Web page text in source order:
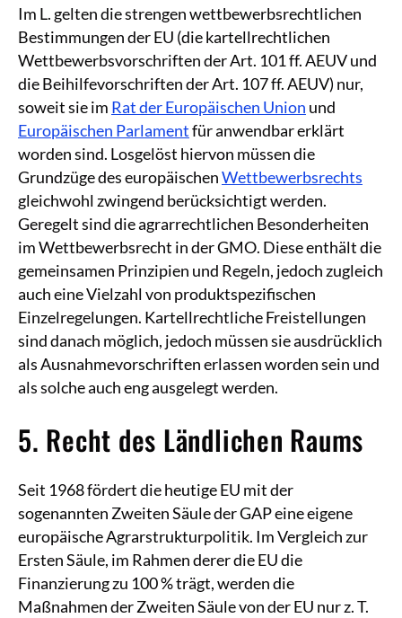
Im L. gelten die strengen wettbewerbsrechtlichen
Bestimmungen der EU (die kartellrechtlichen
Wettbewerbsvorschriften der Art. 101 ff. AEUV und
die Beihilfevorschriften der Art. 107 ff. AEUV) nur,
soweit sie im Rat der Europäischen Union und
Europäischen Parlamentfür anwendbar erklärt
worden sind. Losgelöst hiervon müssen die
Grundzüge des europäischenWettbewerbsrechts
gleichwohl zwingend berücksichtigt werden.
Geregelt sind die agrarrechtlichen Besonderheiten
im Wettbewerbsrecht in der GMO. Diese enthält die
gemeinsamen Prinzipien und Regeln, jedoch zugleich
auch eine Vielzahl von produktspezifischen
Einzelregelungen. Kartellrechtliche Freistellungen
sind danach möglich, jedoch müssen sie ausdrücklich
als Ausnahmevorschriften erlassen worden sein und
als solche auch eng ausgelegt werden.
5. Recht des Ländlichen Raums
Seit 1968 fördert die heutige EU mit der
sogenannten Zweiten Säule der GAP eine eigene
europäische Agrarstrukturpolitik. Im Vergleich zur
Ersten Säule, im Rahmen derer die EU die
Finanzierung zu 100 % trägt, werden die
Maßnahmen der Zweiten Säule von der EU nur z. T.